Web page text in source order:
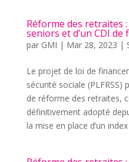
Réforme des retraites
seniors et d’un CDI de
par GMI | Mar 28, 2023 |
Le projet de loi de
sécurité sociale
de réforme des retraites,
définitivement adopté
la mise en place d’un